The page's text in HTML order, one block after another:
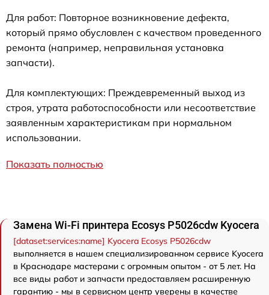
Для работ: Повторное возникновение дефекта,
который прямо обусловлен с качеством проведенного
ремонта (например, неправильная установка
запчасти).
Для комплектующих: Преждевременный выход из
строя, утрата работоспособности или несоответствие
заявленным характеристикам при нормальном
использовании.
Показать полностью
Замена Wi-Fi принтера Ecosys P5026cdw Kyocera
[dataset:services:name] Kyocera Ecosys P5026cdw
выполняется в нашем специализированном сервисе Kyocera
в Краснодаре мастерами с огромным опытом - от 5 лет. На
все виды работ и запчасти предоставляем расширенную
гарантию - мы в сервисном центр уверены в качестве